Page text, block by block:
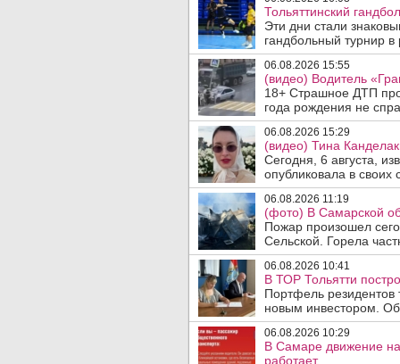
Тольяттинский
Эти дни стали
гандбольный турнир
06.08.2026 15:55
(видео) Водитель
18+ Страшное ДТП
года рождения не
06.08.2026 15:29
(видео) Тина
Сегодня, 6 августа,
опубликовала в своих
06.08.2026 11:19
(фото) В Самарской
Пожар произошел
Сельской. Горела
06.08.2026 10:41
В ТОР Тольятти
Портфель резидентов
новым инвестором.
06.08.2026 10:29
В Самаре движение
работает.